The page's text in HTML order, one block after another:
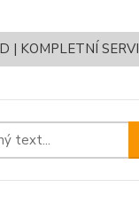
| KOMPLETNÍ